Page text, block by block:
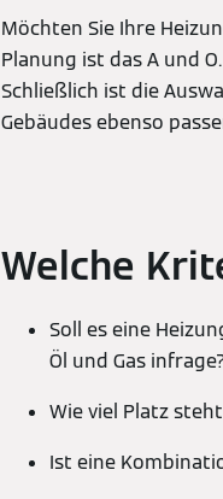
Möchten Sie Ihre
Planung ist das A und
Schließlich ist die
Gebäudes ebenso
Welche
Soll es eine
Öl und Gas
Wie viel Platz
Ist eine